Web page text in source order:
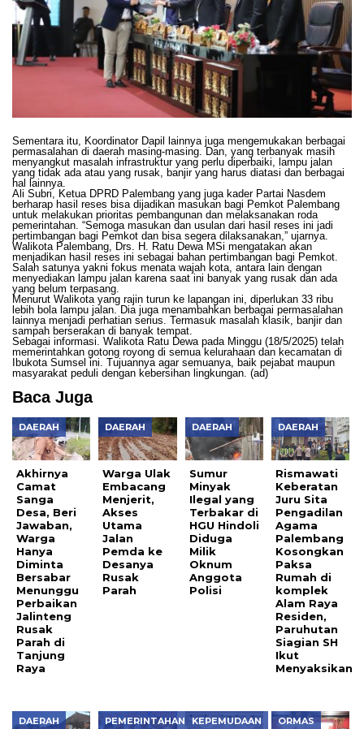
Sementara itu, Koordinator Dapil lainnya juga mengemukakan berbagai
permasalahan di daerah masing-masing. Dan, yang terbanyak masih
menyangkut masalah infrastruktur yang perlu diperbaiki, lampu jalan
yang tidak ada atau yang rusak, banjir yang harus diatasi dan berbagai
hal lainnya.
Ali Subri, Ketua DPRD Palembang yang juga kader Partai Nasdem
berharap hasil reses bisa dijadikan masukan bagi Pemkot Palembang
untuk melakukan prioritas pembangunan dan melaksanakan roda
pemerintahan. “Semoga masukan dan usulan dari hasil reses ini jadi
pertimbangan bagi Pemkot dan bisa segera dilaksanakan,” ujarnya.
Walikota Palembang, Drs. H. Ratu Dewa MSi mengatakan akan
menjadikan hasil reses ini sebagai bahan pertimbangan bagi Pemkot.
Salah satunya yakni fokus menata wajah kota, antara lain dengan
menyediakan lampu jalan karena saat ini banyak yang rusak dan ada
yang belum terpasang.
Menurut Walikota yang rajin turun ke lapangan ini, diperlukan 33 ribu
lebih bola lampu jalan. Dia juga menambahkan berbagai permasalahan
lainnya menjadi perhatian serius. Termasuk masalah klasik, banjir dan
sampah berserakan di banyak tempat.
Sebagai informasi. Walikota Ratu Dewa pada Minggu (18/5/2025) telah
memerintahkan gotong royong di semua kelurahaan dan kecamatan di
Ibukota Sumsel ini. Tujuannya agar semuanya, baik pejabat maupun
masyarakat peduli dengan kebersihan lingkungan. (ad)
Baca Juga
DAERAH
Akhirnya
Camat
Sanga
Desa, Beri
Jawaban,
Warga
Hanya
Diminta
Bersabar
Menunggu
Perbaikan
Jalinteng
Rusak
Parah di
Tanjung
Raya
DAERAH
Warga Ulak
Embacang
Menjerit,
Akses
Utama
Jalan
Pemda ke
Desanya
Rusak
Parah
DAERAH
Sumur
Minyak
Ilegal yang
Terbakar di
HGU Hindoli
Diduga
Milik
Oknum
Anggota
Polisi
DAERAH
Rismawati
Keberatan
Juru Sita
Pengadilan
Agama
Palembang
Kosongkan
Paksa
Rumah di
komplek
Alam Raya
Residen,
Paruhutan
Siagian SH
Ikut
Menyaksikan
DAERAH PEMERINTAHAN KEPEMUDAAN ORMAS